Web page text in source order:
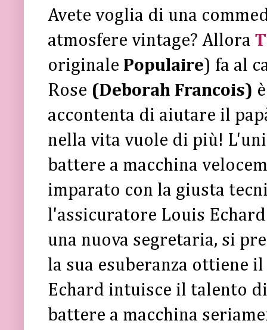
Avete voglia di una
atmosfere vintage? Allora
originale Populaire) fa al
Rose (Deborah Francois)
accontenta di aiutare il
nella vita vuole di più!
battere a macchina
imparato con la giusta
l'assicuratore Louis
una nuova segretaria, si
la sua esuberanza ottiene
Echard intuisce il talento
battere a macchina